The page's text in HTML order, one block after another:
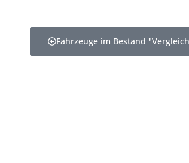
Fahrzeuge im Bestand